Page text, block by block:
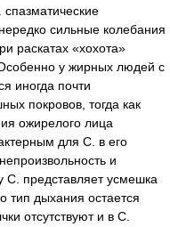
сильные колебания
раскатах «хохота»
у жирных людей с
иногда почти
покровов, тогда как
ожирелого лица
для С. в его
и
представляет усмешка
тип дыхания остается
отсутствуют и в С.